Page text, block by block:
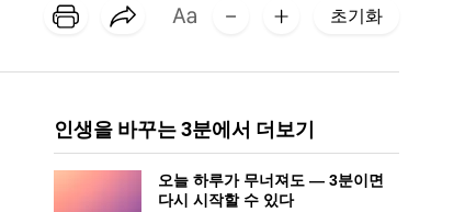
초기화
인생을 바꾸는 3분에서 더보기
오늘 하루가 무너져도 — 3분이면
다시 시작할 수 있다